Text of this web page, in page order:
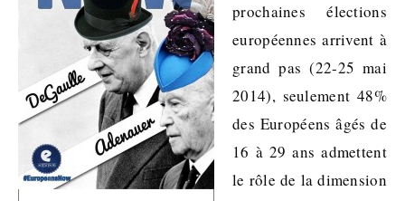
prochaines élections
européennes arrivent à
grand pas (22-25 mai
2014), seulement 48%
des Européens âgés de
16 à 29 ans admettent
le rôle de la dimension